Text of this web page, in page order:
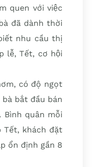
quen với việc
đã dành thời
nhu cầu thị
lễ, Tết, cơ hội
có độ ngọt
bắt đầu bán
quân mỗi
Tết, khách đặt
ổn định gần 8